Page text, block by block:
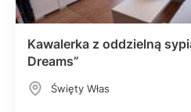
Kawalerka z oddzielną
Dreams”
Święty Włas